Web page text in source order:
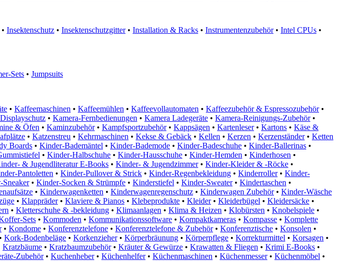
• Insektenschutz • Insektenschutzgitter • Installation & Racks • Instrumentenzubehör • Intel CPUs •
Sets • Jumpsuits
• Kaffeemaschinen • Kaffeemühlen • Kaffeevollautomaten • Kaffeezubehör & Espressozubehör •
• Kamera-Fernbedienungen • Kamera Ladegeräte • Kamera-Reinigungs-Zubehör •
& Öfen • Kaminzubehör • Kampfsportzubehör • Kappsägen • Kartenleser • Kartons • Käse &
• Katzenstreu • Kehrmaschinen • Kekse & Gebäck • Kellen • Kerzen • Kerzenständer • Ketten
Boards • Kinder-Bademäntel • Kinder-Bademode • Kinder-Badeschuhe • Kinder-Ballerinas •
• Kinder-Halbschuhe • Kinder-Hausschuhe • Kinder-Hemden • Kinderhosen •
& Jugendliteratur E-Books • Kinder- & Jugendzimmer • Kinder-Kleider & -Röcke •
Pantoletten • Kinder-Pullover & Strick • Kinder-Regenbekleidung • Kinderroller • Kinder-
• Kinder-Socken & Strümpfe • Kinderstiefel • Kinder-Sweater • Kindertaschen •
• Kinderwagenketten • Kinderwagenregenschutz • Kinderwagen Zubehör • Kinder-Wäsche
• Klappräder • Klaviere & Pianos • Klebeprodukte • Kleider • Kleiderbügel • Kleidersäcke •
• Kletterschuhe & -bekleidung • Klimaanlagen • Klima & Heizen • Klobürsten • Knobelspiele •
Sets • Kommoden • Kommunikationssoftware • Kompaktkameras • Kompasse • Komplette
• Kondome • Konferenztelefone • Konferenztelefone & Zubehör • Konferenztische • Konsolen •
• Kork-Bodenbeläge • Korkenzieher • Körperbräunung • Körperpflege • Korrekturmittel • Korsagen •
Kratzbäume • Kratzbaumzubehör • Kräuter & Gewürze • Krawatten & Fliegen • Krimi E-Books •
Zubehör • Kuchenheber • Küchenhelfer • Küchenmaschinen • Küchenmesser • Küchenmöbel •